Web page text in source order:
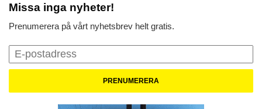
Missa inga nyheter!
Prenumerera på vårt nyhetsbrev helt gratis.